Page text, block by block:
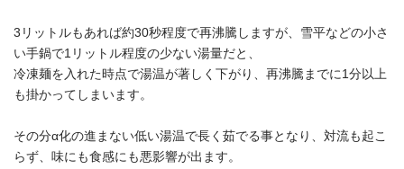
3リットルもあれば約30秒程度で再沸騰しますが、雪平などの小さ
い手鍋で1リットル程度の少ない湯量だと、
冷凍麺を入れた時点で湯温が著しく下がり、再沸騰までに1分以上
も掛かってしまいます。
その分α化の進まない低い湯温で長く茹でる事となり、対流も起こ
らず、味にも食感にも悪影響が出ます。